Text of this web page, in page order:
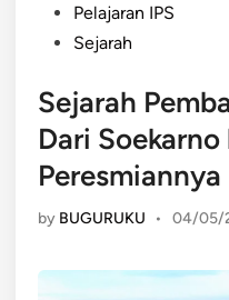
PostedPelajaran IPS
Sejarah
Sejarah
Dari
Peresmiannya
by BUGURUKU • 04/05/